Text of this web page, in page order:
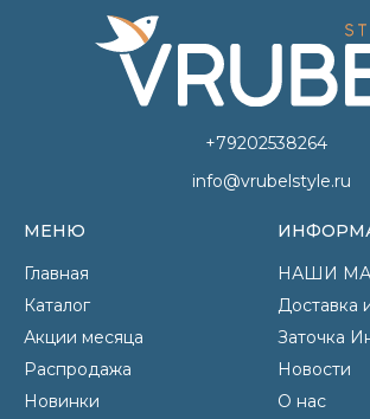
+79202538264
info@vrubelstyle.ru
МЕНЮ
Главная
Каталог
Акции месяца
Распродажа
Новинки
НАШИ
Доставка
Заточка
Новости
О нас